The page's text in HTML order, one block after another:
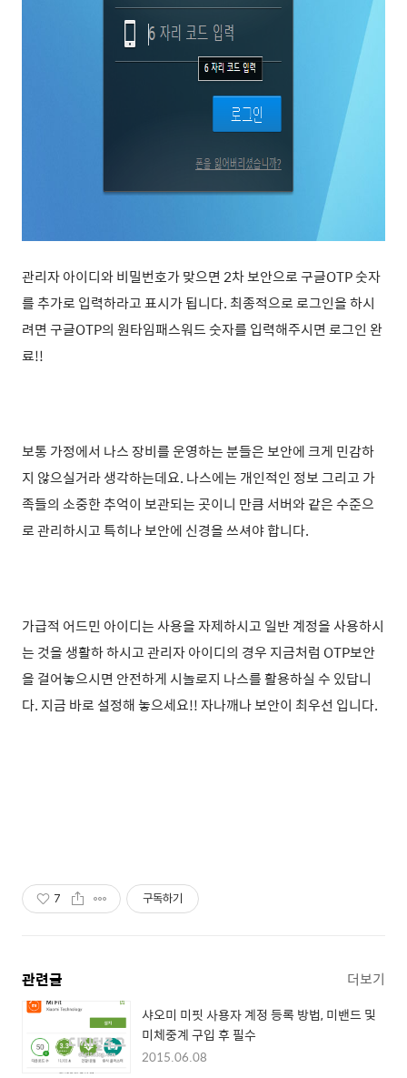
관리자 아이디와 비밀번호가 맞으면 2차 보안으로 구글OTP 숫자
를 추가로 입력하라고 표시가 됩니다. 최종적으로 로그인을 하시
려면 구글OTP의 원타임패스워드 숫자를 입력해주시면 로그인 완
료!!
보통 가정에서 나스 장비를 운영하는 분들은 보안에 크게 민감하
지 않으실거라 생각하는데요. 나스에는 개인적인 정보 그리고 가
족들의 소중한 추억이 보관되는 곳이니 만큼 서버와 같은 수준으
로 관리하시고 특히나 보안에 신경을 쓰셔야 합니다.
가급적 어드민 아이디는 사용을 자제하시고 일반 계정을 사용하시
는 것을 생활하 하시고 관리자 아이디의 경우 지금처럼 OTP보안
을 걸어놓으시면 안전하게 시놀로지 나스를 활용하실 수 있답니
다. 지금 바로 설정해 놓으세요!! 자나깨나 보안이 최우선 입니다.
7 구독하기
관련글 더보기
샤오미 미핏 사용자 계정 등록 방법, 미밴드 및
미체중계 구입 후 필수
2015.06.08